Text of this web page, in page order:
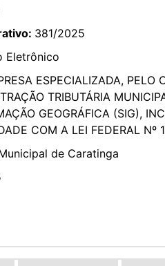
381/2025
Eletrônico
ESPECIALIZADA, PELO
TRIBUTÁRIA
GEOGRÁFICA (SIG),
COM A LEI FEDERAL
de Caratinga